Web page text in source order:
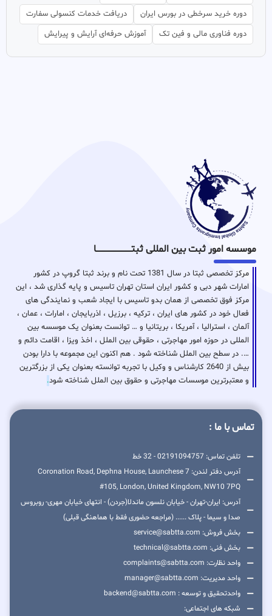
دوره خرید سرخطی در بورس ایران
دریافت خدمات کنسولی سفارت
دوره فناوری مالی و فین تک
آموزش حرفه‌ای آرایش و پیرایش
موسسه امور ثبت بین المللی ثبتـــــــــــــــــــــــــــــا
مرکز تخصصی ثبتا در سال 1381 تحت نام و برند ثبتا گروپ در کشور
امارات شهر دبی و کشور ایران استان تهران تاسیس و پایه گذاری شد ، این
مرکز فوق تخصصی از همان بدو تاسیس با ایجاد شعب و نمایندگی های
فعال خود در کشور های ایران ، ترکیه ، برزیل ، اذربایجان ، امارات ، عمان ،
آلمان ، استرالیا ، آمریکا ، بریتانیا و … توانست بعنوان یک موسسه بین
المللی در حوزه امور مهاجرتی ، حقوقی بین الملل ، اخذ ویزا ، اقامت دائم و
…. در سطح بین الملل شناخته شود . هم اکنون این مجموعه با دارا بودن
بیش از 2640 کارشناس و وکیل با تجربه توانسته بعنوان یکی از بزرگترین
و معتبرترین موسسات مهاجرتی و حقوق بین الملل شناخته شود.
تماس با ما :
تلفن تماس: 02191094757 - 32 خط
آدرس دفتر لندن: 7 Coronation Road, Dephna House, Launchese
#105, London, United Kingdom, NW10 7PQ
آدرس: ایران-تهران - خیابان نلسون ماندلا(جردن) - انتهای خیابان مهری- روبروس
صدا و سیما - پلاک ...... (مراجعه حضوری فقط با هماهنگی قبلی)
بخش فروش: service@sabtta.com
بخش فنی: technical@sabtta.com
واحد نظارت: complaints@sabtta.com
واحد مدیریت: manager@sabtta.com
واحدتحقیق و توسعه : backend@sabtta.com
شبکه های اجتماعی: